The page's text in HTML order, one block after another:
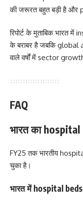
की जरूरत बहुत बड़ी है और
रिपोर्ट के मुताबिक भारत
के बराबर है जबकि
वाले वर्षों में sector
FAQ
भारत का hospital
FY25 तक भारतीय
चुका है।
भारत में hospital beds